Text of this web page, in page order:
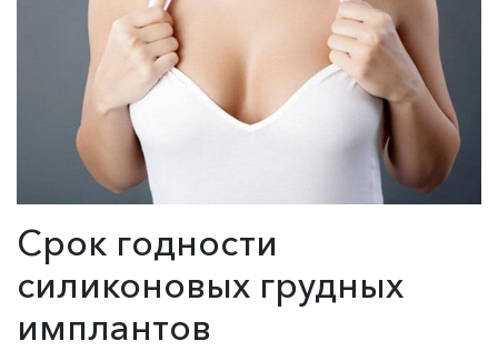
Срок годности
силиконовых грудных
имплантов